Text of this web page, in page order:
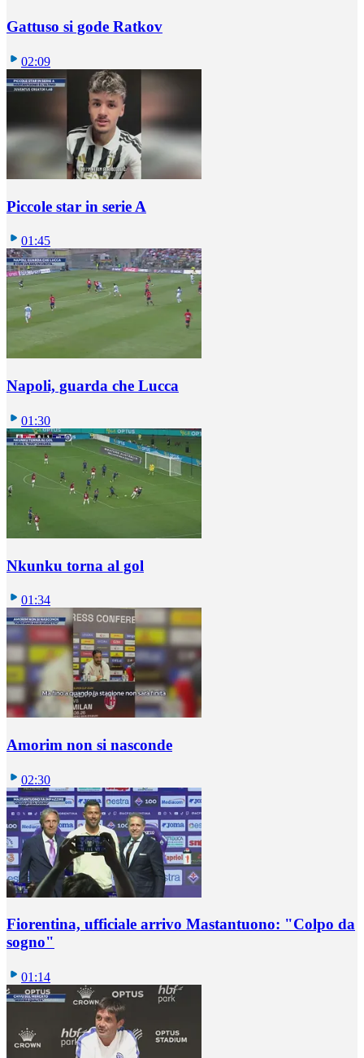
Gattuso si gode Ratkov
02:09
Piccole star in serie A
01:45
Napoli, guarda che Lucca
01:30
Nkunku torna al gol
01:34
Amorim non si nasconde
02:30
Fiorentina, ufficiale arrivo Mastantuono: "Colpo da
sogno"
01:14